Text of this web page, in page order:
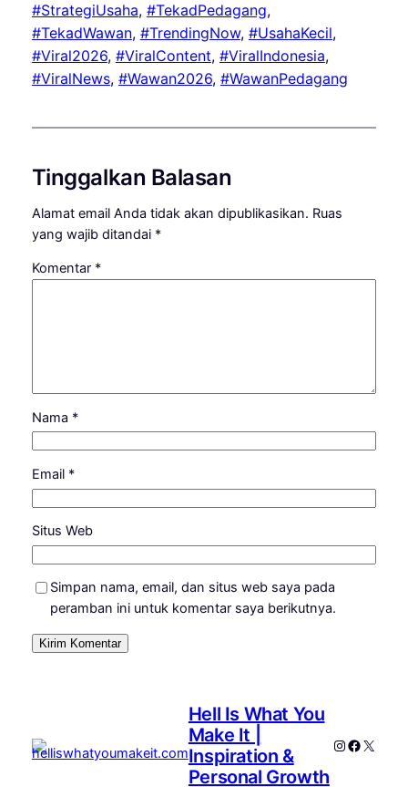
#StrategiUsaha, #TekadPedagang ,
#TekadWawan, #TrendingNow, #UsahaKecil ,
#Viral2026, #ViralContent, #ViralIndonesia ,
#ViralNews, #Wawan2026, #WawanPedagang
Tinggalkan Balasan
Alamat email Anda tidak akan dipublikasikan. Ruas
yang wajib ditandai *
Komentar *
Nama *
Email *
Situs Web
Simpan nama, email, dan situs web saya pada
peramban ini untuk komentar saya berikutnya.
Hell Is What You
Make It |
Inspiration &
Personal Growth
Instagram
X